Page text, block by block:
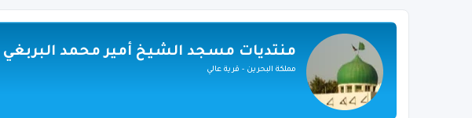
منتديات مسجد الشيخ أمير محمد البربغي
مملكة البحرين - قرية عالي